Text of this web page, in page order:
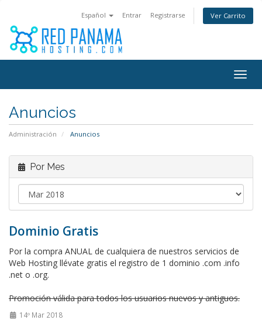
Español Entrar Registrarse Ver Carrito
Anuncios
Administración Anuncios
Por Mes
Dominio Gratis
Por la compra ANUAL de cualquiera de nuestros servicios de
Web Hosting llévate gratis el registro de 1 dominio .com .info
.net o .org.
Promoción válida para todos los usuarios nuevos y antiguos.
14º Mar 2018